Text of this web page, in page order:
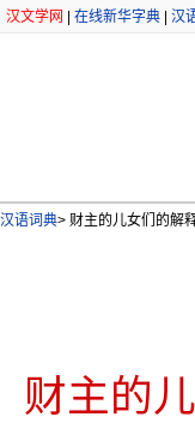
汉文学网 在线新华字典 汉
汉语词典> 财主的儿女们的解
财主的儿